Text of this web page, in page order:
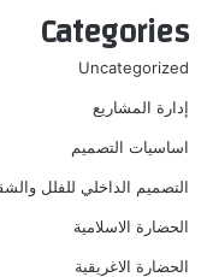
Categories
Uncategorized
إدارة المشاريع
اساسيات التصميم
التصميم الداخلي للفلل
الحضارة الاسلامية
الحضارة الاغريقية